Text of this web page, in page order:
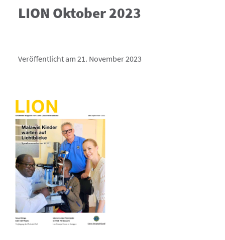
LION Oktober 2023
Veröffentlicht am 21. November 2023